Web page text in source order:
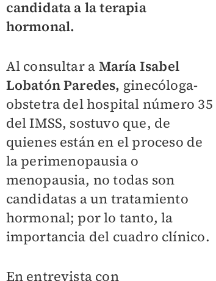
candidata a la terapia
hormonal.
Al consultar a María Isabel
Lobatón Paredes, ginecóloga-
obstetra del hospital número 35
del IMSS, sostuvo que, de
quienes están en el proceso de
la perimenopausia o
menopausia, no todas son
candidatas a un tratamiento
hormonal; por lo tanto, la
importancia del cuadro clínico.
En entrevista con